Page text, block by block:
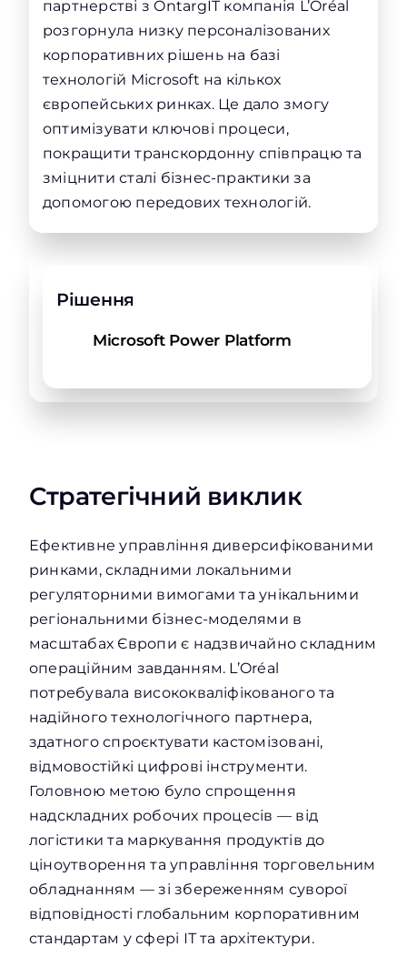
партнерстві з OntargIT компанія L’Oréal
розгорнула низку персоналізованих
корпоративних рішень на базі
технологій Microsoft на кількох
європейських ринках. Це дало змогу
оптимізувати ключові процеси,
покращити транскордонну співпрацю та
зміцнити сталі бізнес-практики за
допомогою передових технологій.
Рішення
Microsoft Power Platform
Стратегічний виклик
Ефективне управління диверсифікованими
ринками, складними локальними
регуляторними вимогами та унікальними
регіональними бізнес-моделями в
масштабах Європи є надзвичайно складним
операційним завданням. L’Oréal
потребувала висококваліфікованого та
надійного технологічного партнера,
здатного спроєктувати кастомізовані,
відмовостійкі цифрові інструменти.
Головною метою було спрощення
надскладних робочих процесів — від
логістики та маркування продуктів до
ціноутворення та управління торговельним
обладнанням — зі збереженням суворої
відповідності глобальним корпоративним
стандартам у сфері ІТ та архітектури.